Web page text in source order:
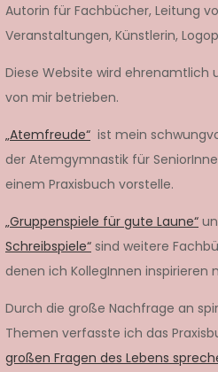
Autorin für Fachbücher, Leitung
Veranstaltungen, Künstlerin,
Diese Website wird ehrenamtlich
von mir betrieben.
„Atemfreude“ ist mein
der Atemgymnastik für
einem Praxisbuch vorstelle.
„Gruppenspiele für gute Laune“
Schreibspiele“ sind weitere
denen ich KollegInnen inspirieren
Durch die große Nachfrage an
Themen verfasste ich das
großen Fragen des Lebens